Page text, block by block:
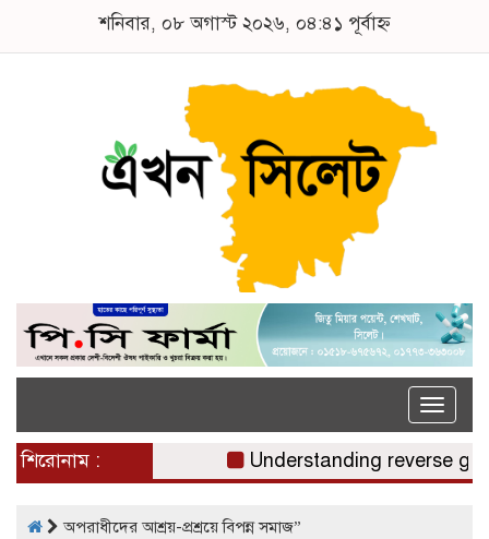
শনিবার, ০৮ অগাস্ট ২০২৬, ০৪:৪১ পূর্বাহ্ন
Toggle
শিরোনাম : Understanding reverse
অপরাধীদের আশ্রয়-প্রশ্রয়ে বিপন্ন সমাজ”